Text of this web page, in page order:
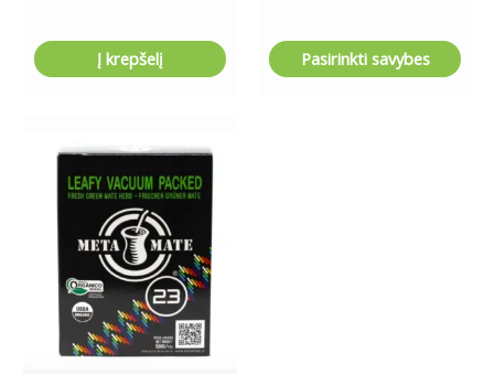
Į krepšelį Pasirinkti savybes